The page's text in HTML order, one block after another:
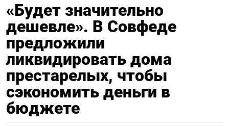
«Будет значительно
дешевле». В Совфеде
предложили
ликвидировать дома
престарелых, чтобы
сэкономить деньги в
бюджете